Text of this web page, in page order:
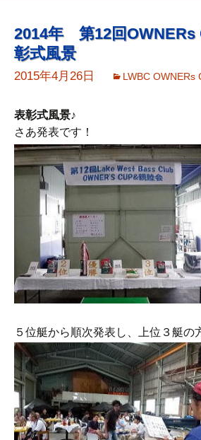
ツ
へ
ス
プ
2014年 第12回OWNERs
彰式風景
2015年4月26日 LWBC OWNERs
表彰式風景♪
さあ発表です！
５位艇から順次発表し、上位３艇の